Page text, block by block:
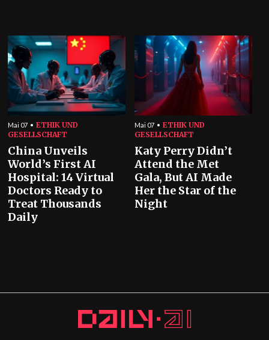
Mai 07
ETHIK UND
GESELLSCHAFT
China Unveils
World’s First AI
Hospital: 14 Virtual
Doctors Ready to
Treat Thousands
Daily
Mai 07
ETHIK UND
GESELLSCHAFT
Katy Perry Didn’t
Attend the Met
Gala, But AI Made
Her the Star of the
Night